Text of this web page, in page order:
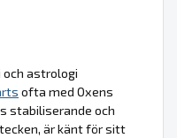
astrologi
ofta med Oxens
stabiliserande och
är känt för sitt